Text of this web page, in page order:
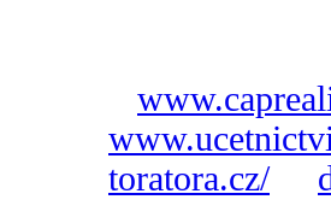
toratora.cz/